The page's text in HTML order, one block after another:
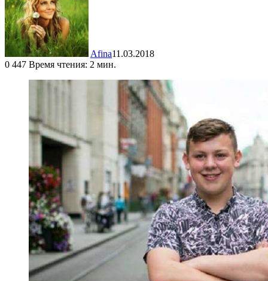
Afina11.03.2018
0 447 Время чтения: 2 мин.